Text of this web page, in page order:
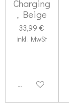
Charging
, Beige
33,99 €
inkl. MwSt
Deaktiviert